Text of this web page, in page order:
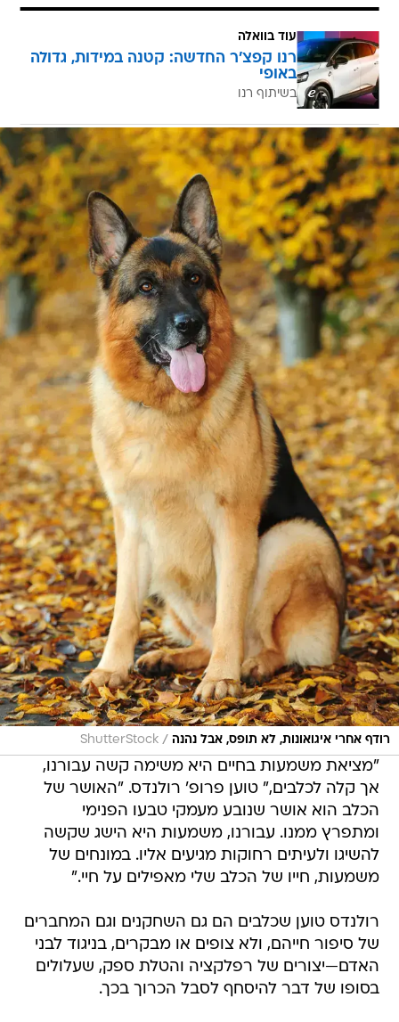
עוד בוואלה
רנו קפצ'ר החדשה: קטנה במידות, גדולה
באופי
בשיתוף רנו
רודף אחרי איגואונות, לא תופס, אבל נהנה /
ShutterStock
"מציאת משמעות בחיים היא משימה קשה עבורנו,
אך קלה לכלבים," טוען פרופ' רולנדס. "האושר של
הכלב הוא אושר שנובע מעמקי טבעו הפנימי
ומתפרץ ממנו. עבורנו, משמעות היא הישג שקשה
להשיגו ולעיתים רחוקות מגיעים אליו. במונחים של
משמעות, חייו של הכלב שלי מאפילים על חיי."
רולנדס טוען שכלבים הם גם השחקנים וגם המחברים
של סיפור חייהם, ולא צופים או מבקרים, בניגוד לבני
האדם—יצורים של רפלקציה והטלת ספק, שעלולים
בסופו של דבר להיסחף לסבל הכרוך בכך.